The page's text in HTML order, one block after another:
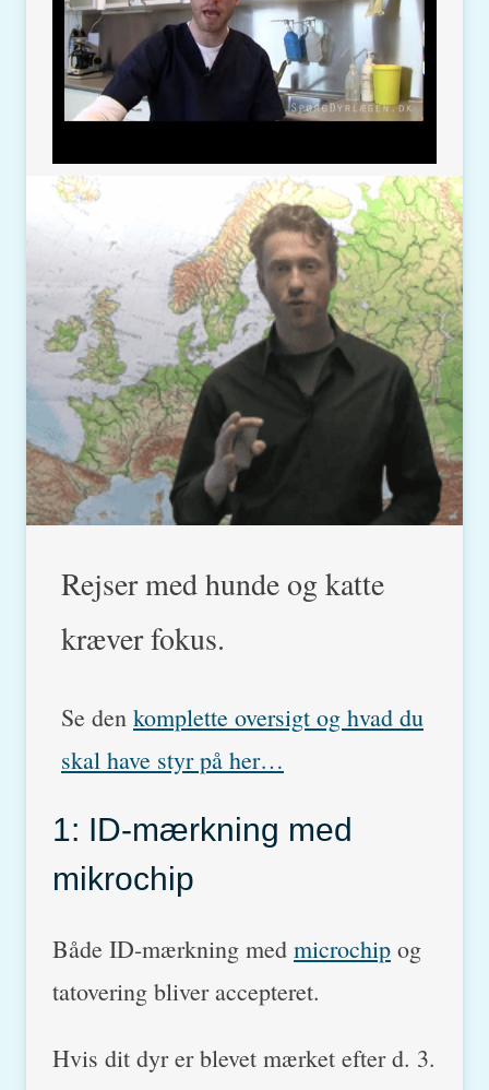
Rejser med hunde og katte
kræver fokus.
Se den komplette oversigt og hvad du
skal have styr på her…
1: ID-mærkning med
mikrochip
Både ID-mærkning med microchip og
tatovering bliver accepteret.
Hvis dit dyr er blevet mærket efter d. 3.